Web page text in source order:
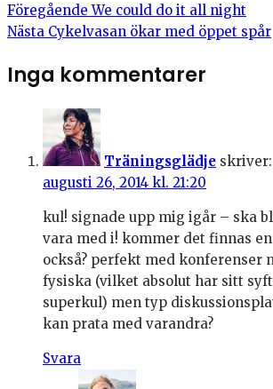
Föregående We could do it all night
Nästa Cykelvasan ökar med öppet spår
Inga kommentarer
Träningsglädje skriver:
augusti 26, 2014 kl. 21:20
kul! signade upp mig igår – ska
vara med i! kommer det finnas
också? perfekt med konferenser
fysiska (vilket absolut har sitt
superkul) men typ
kan prata med varandra?
Svara